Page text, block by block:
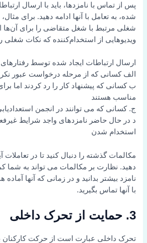
پس از تماس با نامزدها، باید با ارسال
شده، به تعامل با آنها ادامه دهید. برای
شغلی مرتبط با شغل متقاضی را برای آن‌ها
ویدیوهایی از استخدام‌کننده که نکات شغلی
ارسال ارتباطات ایجاد شده توسط رفتارهای
الف کسانی که از مرحله درخواست عبور
ب کسانی که پیشنهاد کار را رد کردند اما
مناسب هستند
ج. کسانی که می توانند در انجمن
د در حال حاضر نامزدهای واجد شرایط
استخدام شدن
مکالمات گذشته را دنبال کنید تا در تعاملات
دهید. نظارت بر مکالمات می تواند به شما
نامزد بیشتر بدانید و در زمانی که آنها
با آنها تماس بگیرید.
3. حمایت از تحرک داخلی
تحرک داخلی عبارت است از حرکت